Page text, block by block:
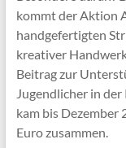
kommt der Aktion
handgefertigten
kreativer
Beitrag zur
Jugendlicher in
kam bis Dezember
Euro zusammen.